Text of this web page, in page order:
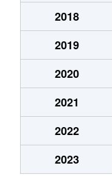
平岡４条
平岡４条
平岡５条
平岡６条
平岡６条
平岡公園東
2018
2019
2020
2021
2022
2023